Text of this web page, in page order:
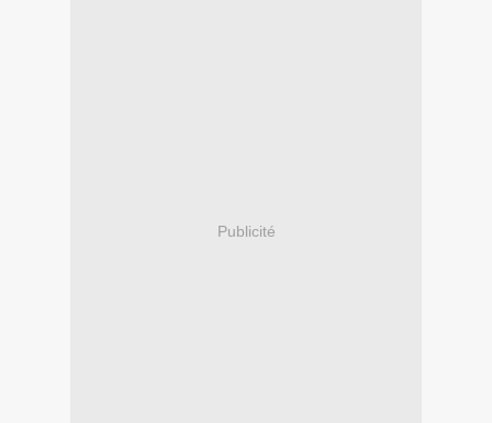
Publicité